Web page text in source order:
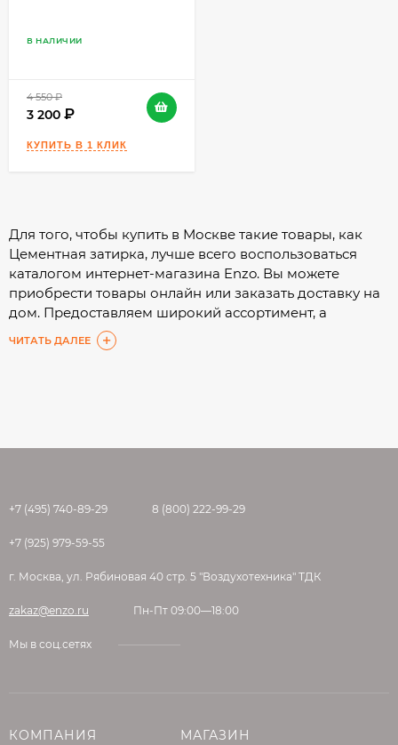
В НАЛИЧИИ
4 550
3 200
Для того, чтобы купить в Москве такие товары, как
Цементная затирка, лучше всего воспользоваться
каталогом интернет-магазина Enzo. Вы можете
приобрести товары онлайн или заказать доставку на
дом. Предоставляем широкий ассортимент, а
подробные характеристики помогут Вам сделать
выбор с минимальными затратами времени.
ЧИТАТЬ ДАЛЕЕ
+7 (495) 740-89-29 8 (800) 222-99-29
+7 (925) 979-59-55
г. Москва, ул. Рябиновая 40 стр. 5 "Воздухотехника" ТДК
zakaz@enzo.ru Пн-Пт 09:00—18:00
Мы в соц.сетях
КОМПАНИЯ МАГАЗИН